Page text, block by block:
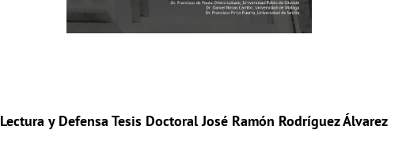
Lectura y Defensa Tesis Doctoral José Ramón Rodríguez Álvarez